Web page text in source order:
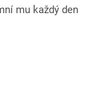
mu každý den